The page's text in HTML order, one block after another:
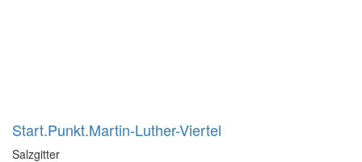
Start.Punkt.Martin-Luther-Viertel
Salzgitter